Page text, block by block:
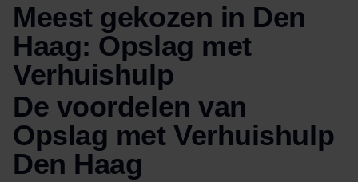
Meest gekozen in Den
Haag: Opslag met
Verhuishulp
De voordelen van
Opslag met Verhuishulp
Den Haag